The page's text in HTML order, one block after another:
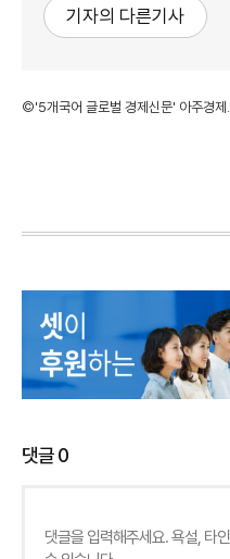
기자의 다른기사
©'5개국어 글로벌 경제신문' 아주경제.
댓글0